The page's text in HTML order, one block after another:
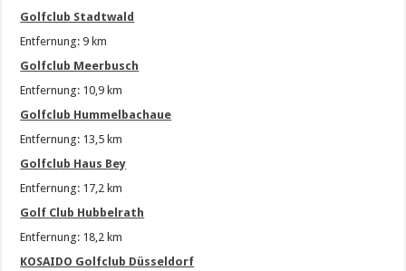
Golfclub Stadtwald
Entfernung: 9 km
Golfclub Meerbusch
Entfernung: 10,9 km
Golfclub Hummelbachaue
Entfernung: 13,5 km
Golfclub Haus Bey
Entfernung: 17,2 km
Golf Club Hubbelrath
Entfernung: 18,2 km
KOSAIDO Golfclub Düsseldorf